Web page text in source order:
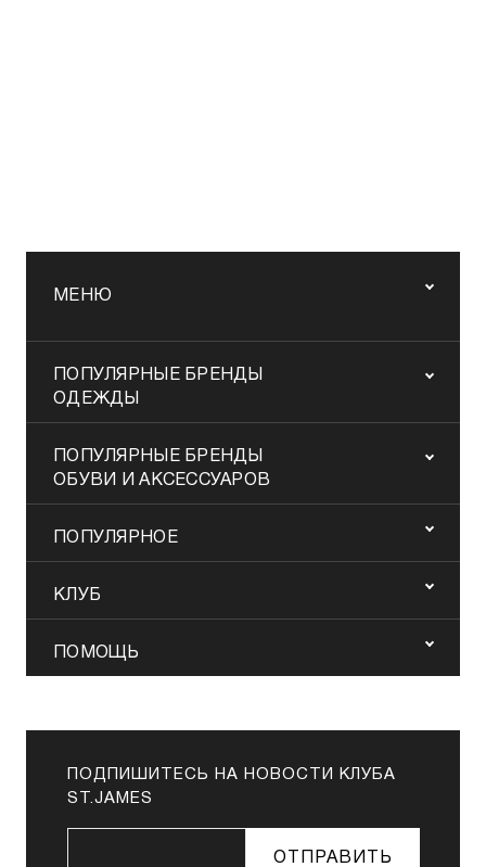
МЕНЮ
ПОПУЛЯРНЫЕ БРЕНДЫ
ОДЕЖДЫ
ПОПУЛЯРНЫЕ БРЕНДЫ
ОБУВИ И АКСЕССУАРОВ
ПОПУЛЯРНОЕ
КЛУБ
ПОМОЩЬ
ПОДПИШИТЕСЬ НА НОВОСТИ КЛУБА
ST.JAMES
ОТПРАВИТЬ